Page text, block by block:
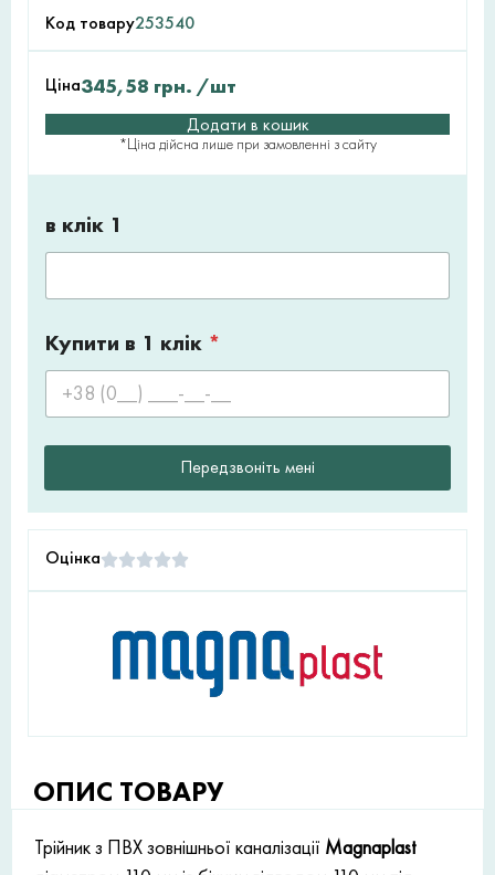
Код товару253540
Ціна345,58 грн. /шт
Додати в кошик
*Ціна дійсна лише при замовленні з сайту
в клік 1
Купити в 1 клік *
Передзвоніть мені
Оцінка
ОПИС ТОВАРУ
Трійник з ПВХ зовнішньої каналізації Magnaplast